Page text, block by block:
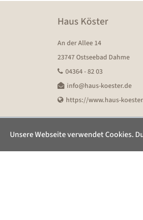
Unsere Webseite verwendet Cookies.
Haus Köster
An der Allee 14
23747 Ostseebad Dahme
04364 - 82 03
info@haus-koester.de
https://www.haus-
Erstellt vonxsignsmit dem